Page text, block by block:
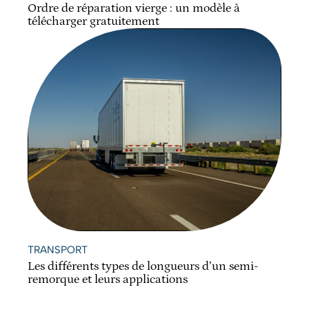
Ordre de réparation vierge : un modèle à
télécharger gratuitement
TRANSPORT
Les différents types de longueurs d’un semi-
remorque et leurs applications